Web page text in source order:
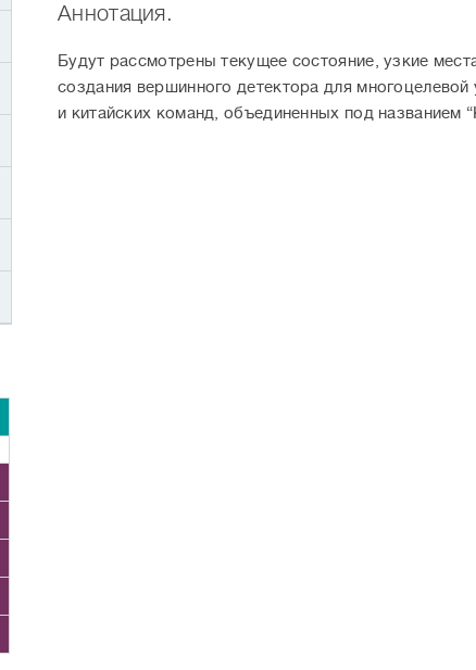
Аннотация.
Будут рассмотрены текущее состояние, узкие
создания вершинного детектора для
и китайских команд, объединенных под названием